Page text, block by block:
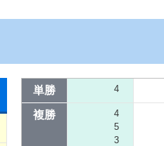
単勝 4
複勝
4
5
3